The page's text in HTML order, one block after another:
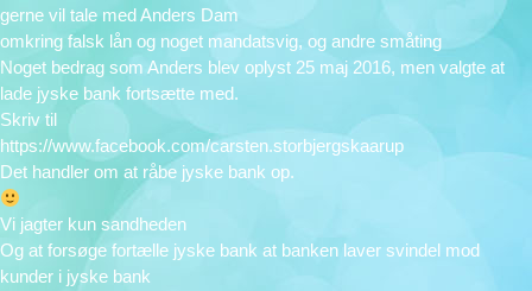
gerne vil tale med Anders Dam
omkring falsk lån og noget mandatsvig, og andre småting
Noget bedrag som Anders blev oplyst 25 maj 2016, men valgte at
lade jyske bank fortsætte med.
Skriv til
https://www.facebook.com/carsten.storbjergskaarup
Det handler om at råbe jyske bank op.
Vi jagter kun sandheden
Og at forsøge fortælle jyske bank at banken laver svindel mod
kunder i jyske bank